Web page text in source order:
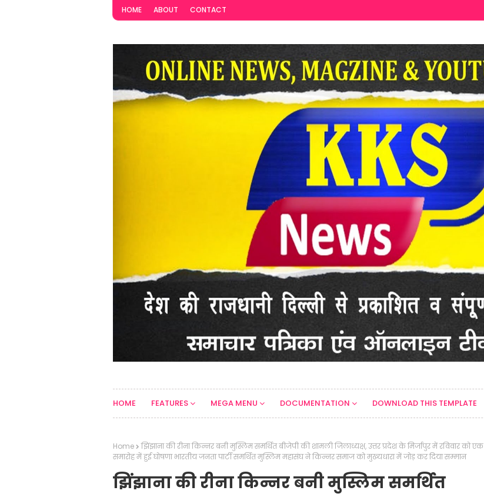
HOME ABOUT CONTACT
HOME FEATURES MEGA MENU DOCUMENTATION DOWNLOAD THIS TEMPLATE
Home
झिंझाना की रीना किन्नर बनी मुस्लिम समर्थित बीजेपी की शामली जिलाध्यक्ष, उत्तर प्रदेश के मिर्जापुर में रविवार को एक
समारोह में हुई घोषणा भारतीय जनता पार्टी समर्थित मुस्लिम महासंघ ने किन्नर समाज को मुख्यधारा में जोड़ कर दिया सम्मान
झिंझाना की रीना किन्नर बनी मुस्लिम समर्थित